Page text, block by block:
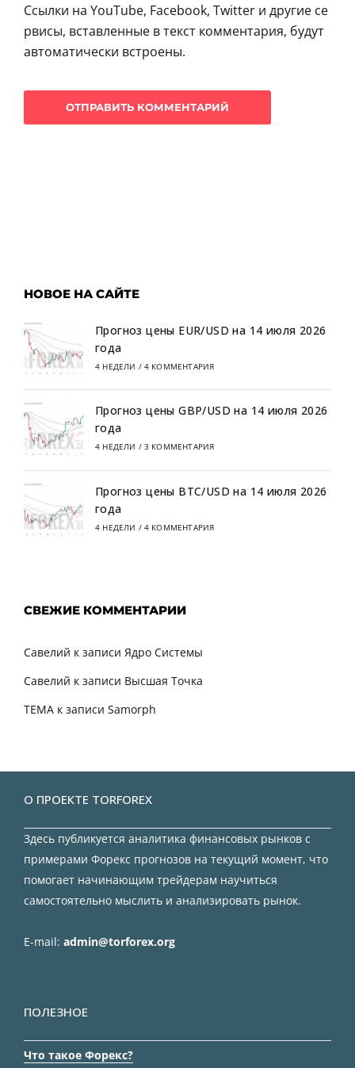
Ссылки на YouTube, Facebook, Twitter и другие се
рвисы, вставленные в текст комментария, будут
автоматически встроены.
НОВОЕ НА САЙТЕ
Прогноз цены EUR/USD на 14 июля 2026
года
4 НЕДЕЛИ / 4 КОММЕНТАРИЯ
Прогноз цены GBP/USD на 14 июля 2026
года
4 НЕДЕЛИ / 3 КОММЕНТАРИЯ
Прогноз цены BTC/USD на 14 июля 2026
года
4 НЕДЕЛИ / 4 КОММЕНТАРИЯ
СВЕЖИЕ КОММЕНТАРИИ
Савелий к записи Ядро Системы
Савелий к записи Высшая Точка
TEMA к записи Samorph
О ПРОЕКТЕ TORFOREX
Здесь публикуется аналитика финансовых рынков с
примерами Форекс прогнозов на текущий момент, что
помогает начинающим трейдерам научиться
самостоятельно мыслить и анализировать рынок.
E-mail: admin@torforex.org
ПОЛЕЗНОЕ
Что такое Форекс?